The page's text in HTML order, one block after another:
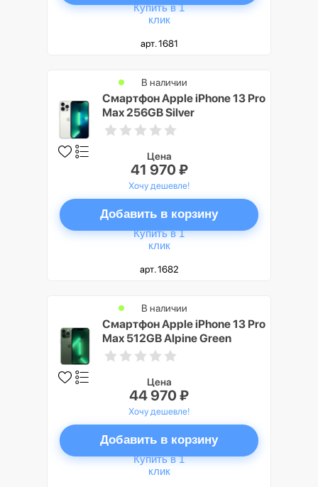
Купить в 1
клик
арт. 1681
Смартфон Apple iPhone 13 Pro
Max 256GB Silver
(Серебристый)
В наличии
Цена
41 970 ₽
Хочу дешевле!
Добавить в корзину
Купить в 1
клик
арт. 1682
Смартфон Apple iPhone 13 Pro
Max 512GB Alpine Green
(Зелёный)
В наличии
Цена
44 970 ₽
Хочу дешевле!
Добавить в корзину
Купить в 1
клик